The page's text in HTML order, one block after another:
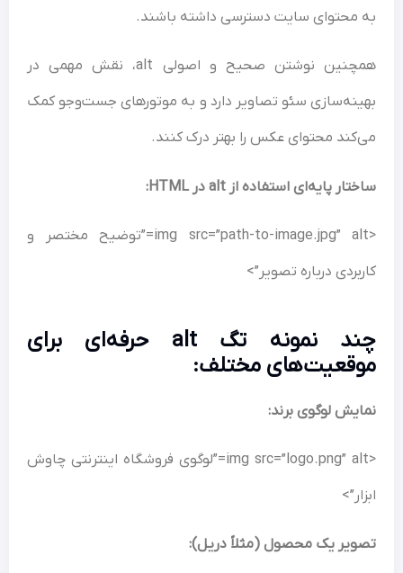
به محتوای سایت دسترسی داشته باشند.
همچنین نوشتن صحیح و اصولی alt، نقش مهمی در
بهینه‌سازی سئو تصاویر دارد و به موتورهای جست‌وجو کمک
می‌کند محتوای عکس را بهتر درک کنند.
ساختار پایه‌ای استفاده از alt در HTML
:
<img src=”path-to-image.jpg” alt=”توضیح مختصر و
کاربردی درباره تصویر”>
چند نمونه تگalt حرفه‌ای برای
موقعیت‌های مختلف:
نمایش لوگوی برند:
<img src=”logo.png” alt=”لوگوی فروشگاه اینترنتی چاوش
ابزار”>
تصویر یک محصول (مثلاً دریل):